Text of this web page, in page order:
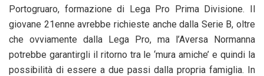
Portogruaro, formazione di Lega Pro Prima Divisione. Il
giovane 21enne avrebbe richieste anche dalla Serie B, oltre
che ovviamente dalla Lega Pro, ma l’Aversa Normanna
potrebbe garantirgli il ritorno tra le ‘mura amiche’ e quindi la
possibilità di essere a due passi dalla propria famiglia. In